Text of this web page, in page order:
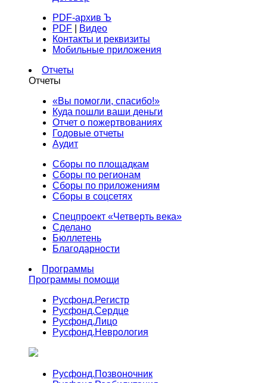
PDF-архив Ъ
PDF
Видео
Контакты и реквизиты
Мобильные приложения
Отчеты
Отчеты
«Вы помогли, спасибо!»
Куда пошли ваши деньги
Отчет о пожертвованиях
Годовые отчеты
Аудит
Сборы по площадкам
Сборы по регионам
Сборы по приложениям
Сборы в соцсетях
Спецпроект «Четверть века»
Сделано
Бюллетень
Благодарности
Программы
Программы помощи
Русфонд.Регистр
Русфонд.Сердце
Русфонд.Лицо
Русфонд.Неврология
Русфонд.Позвоночник